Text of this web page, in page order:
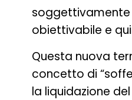
soggettivamente
obiettivabile e
Questa nuova
concetto di
la liquidazione